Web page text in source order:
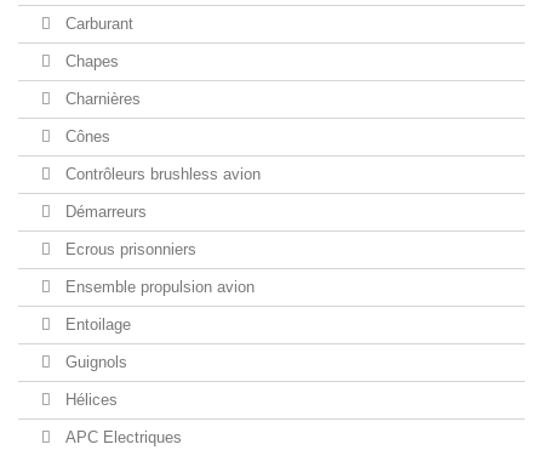
Carburant
Chapes
Charnières
Cônes
Contrôleurs brushless avion
Démarreurs
Ecrous prisonniers
Ensemble propulsion avion
Entoilage
Guignols
Hélices
APC Electriques